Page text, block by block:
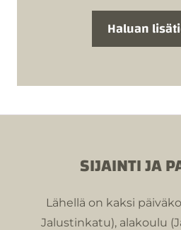
Haluan
SIJAINTI JA
Lähellä on kaksi
Jalustinkatu), alakoulu